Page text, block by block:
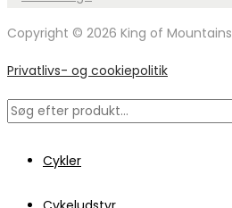
Copyright © 2026 King of Mountains
Privatlivs- og cookiepolitik
Search
Cykler